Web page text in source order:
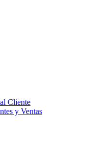
Cliente
y Ventas